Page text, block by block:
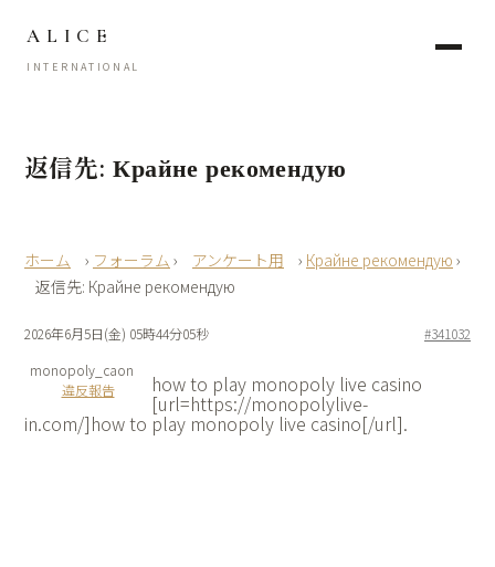
ALICE
INTERNATIONAL
返信先: Крайне рекомендую
› フォーラム › アンケート用 › Крайне рекомендую ›
返信先: Крайне рекомендую
2026年6月5日(金) 05時44分05秒
#341032
monopoly_caon
違反報告
how to play monopoly live casino
[url=https://monopolylive-
in.com/]how to play monopoly live casino[/url].